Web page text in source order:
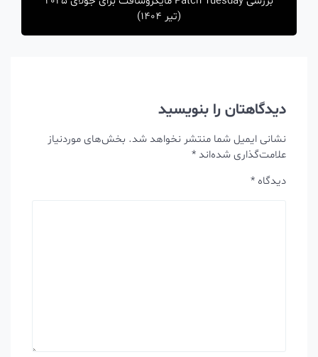
دیدگاهتان را بنویسید
نشانی ایمیل شما منتشر نخواهد شد.بخش‌های موردنیاز
علامت‌گذاری شده‌اند*
دیدگاه*